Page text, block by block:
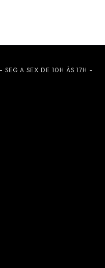
SEG A SEX DE 10H ÀS 17H -